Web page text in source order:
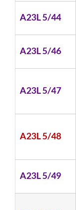
A23L 5/44
A23L 5/46
A23L 5/47
A23L 5/48
A23L 5/49